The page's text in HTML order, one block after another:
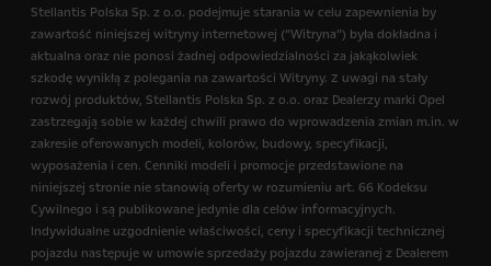
Stellantis Polska Sp. z o.o.​ podejmuje starania w celu zapewnienia by
zawartość niniejszej witryny internetowej (“Witryna”) była dokładna i
aktualna oraz nie ponosi żadnej odpowiedzialności za jakąkolwiek
szkodę wynikłą z polegania na zawartości Witryny. Z uwagi na stały
rozwój produktów, Stellantis Polska Sp. z o.o.​ oraz Dealerzy marki Opel
zastrzegają sobie w każdej chwili prawo do wprowadzenia zmian m.in. w
zakresie oferowanych modeli, kolorów, budowy, specyfikacji,
wyposażenia i cen. Cenniki modeli i promocje przedstawione na
niniejszej stronie nie stanowią oferty w rozumieniu art. 66 Kodeksu
Cywilnego i są publikowane jedynie dla celów informacyjnych.
Indywidualne uzgodnienie właściwości, ceny i specyfikacji technicznej
pojazdu następuje w umowie sprzedaży pojazdu zawieranej z Dealerem